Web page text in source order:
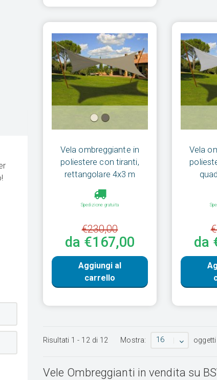
Vela ombreggiante in
poliestere con tiranti,
rettangolare 4x3 m
Spedizione gratuita
€230,00
da €167,00
Aggiungi al
carrello
Vela
da
Risultati 1 - 12di 12 Mostra: 16
Vele Ombreggianti in vendita su